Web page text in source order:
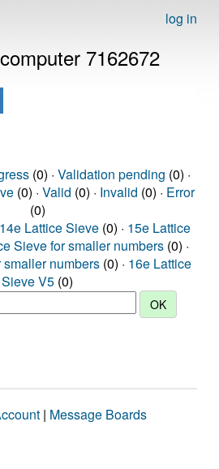
log in
7162672
(0) · Validation pending (0) ·
(0) · Valid (0) · Invalid (0) · Error
(0)
14e Lattice Sieve (0) · 15e Lattice
Sieve for smaller numbers (0) ·
numbers (0) · 16e Lattice
Sieve V5 (0)
| Message Boards